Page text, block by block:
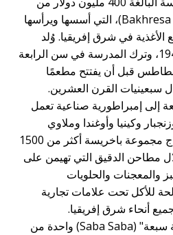
مجموعة باخريسة (Bakhresa Group)، التي أسسها ويرأسها
في شرق إفريقيا. وُلد
في زنجبار عام 1949، وترك المدرسة في سن الرابعة
قبل أن يفتتح مطعمًا
القرن العشرين.
إمبراطورية صناعية تعمل
وكينيا وأوغندا وملاوي
وموزمبيق. تعالج مرافق إنتاج مجموعة باخريسة أكثر من 1500
الدقيق التي تهيمن على
والحلويات
تحت علامات تجارية
شرق إفريقيا.
تمثل علامته التجارية "سبعة سبعة" (Saba Saba) واحدة من